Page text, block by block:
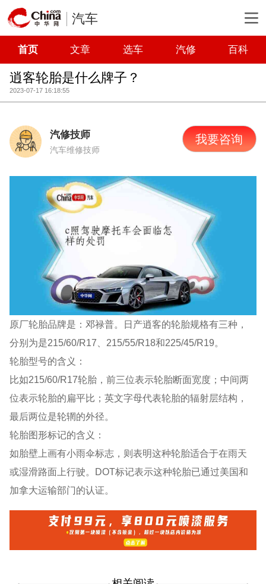
汽车
首页 文章 选车 汽修 百科
逍客轮胎是什么牌子？
2023-07-17 16:18:55
汽修技师
汽车维修技师
我要咨询
原厂轮胎品牌是：邓禄普。日产逍客的轮胎规格有三种，
分别为是215/60/R17、215/55/R18和225/45/R19。
轮胎型号的含义：
比如215/60/R17轮胎，前三位表示轮胎断面宽度；中间两
位表示轮胎的扁平比；英文字母代表轮胎的辐射层结构，
最后两位是轮辋的外径。
轮胎图形标记的含义：
如胎壁上画有小雨伞标志，则表明这种轮胎适合于在雨天
或湿滑路面上行驶。DOT标记表示这种轮胎已通过美国和
加拿大运输部门的认证。